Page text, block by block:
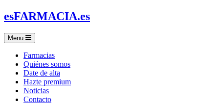
esFARMACIA.es
Menu
Farmacias
Quiénes somos
Date de alta
Hazte premium
Noticias
Contacto